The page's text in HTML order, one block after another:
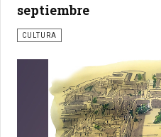
septiembre
CULTURA